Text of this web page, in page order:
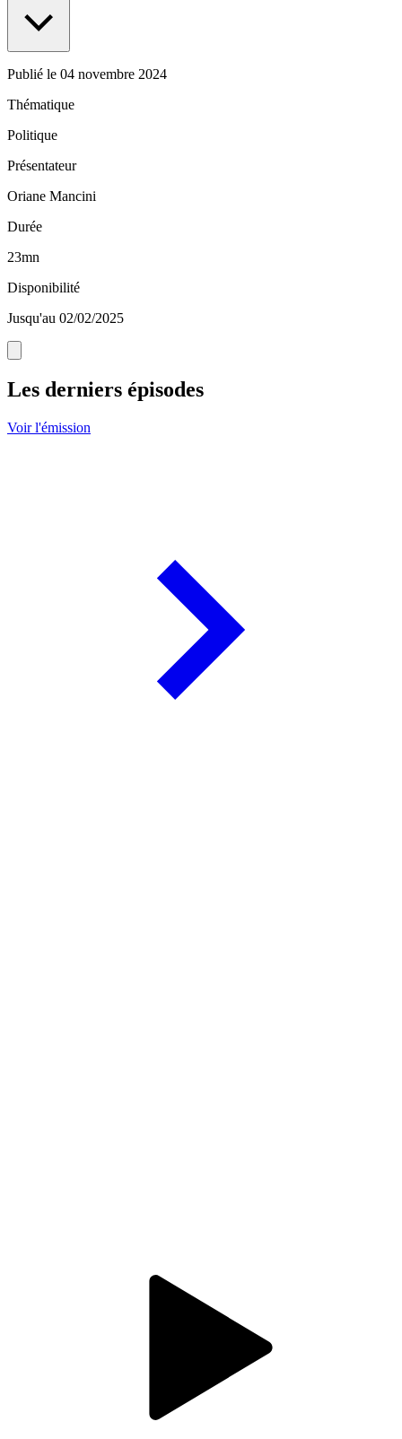
Publié le 04 novembre 2024
Thématique
Politique
Présentateur
Oriane Mancini
Durée
23mn
Disponibilité
Jusqu'au 02/02/2025
Les derniers épisodes
Voir l'émission